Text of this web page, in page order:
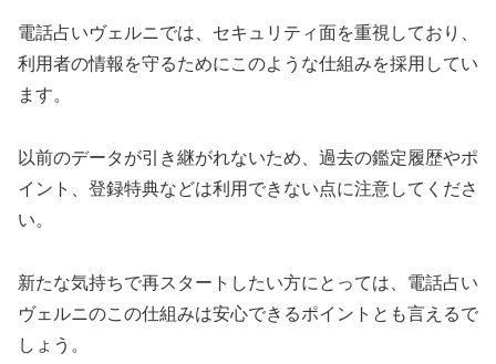
電話占いヴェルニでは、セキュリティ面を重視しており、
利用者の情報を守るためにこのような仕組みを採用してい
ます。
以前のデータが引き継がれないため、過去の鑑定履歴やポ
イント、登録特典などは利用できない点に注意してくださ
い。
新たな気持ちで再スタートしたい方にとっては、電話占い
ヴェルニのこの仕組みは安心できるポイントとも言えるで
しょう。